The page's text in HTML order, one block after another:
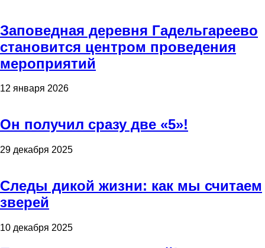
Заповедная деревня Гадельгареево
становится центром проведения
мероприятий
12 января 2026
Он получил сразу две «5»!
29 декабря 2025
Следы дикой жизни: как мы считаем
зверей
10 декабря 2025